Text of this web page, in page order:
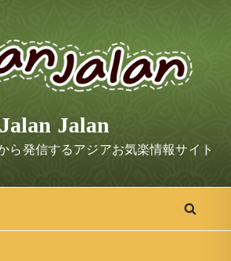
Jalan Jalan
ら発信するアジアお気楽情報サイト